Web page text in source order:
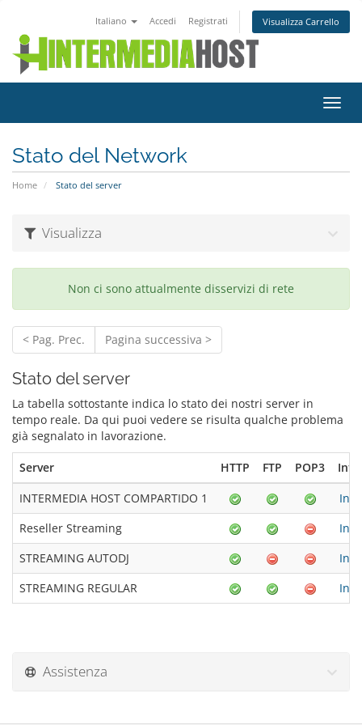
Italiano Accedi Registrati Visualizza Carrello
Attiva
Stato del Network
Home Stato del server
Visualizza
Non ci sono attualmente disservizi di rete
< Pag. Prec. Pagina successiva >
Stato del server
La tabella sottostante indica lo stato dei nostri server in
tempo reale. Da qui puoi vedere se risulta qualche problema
già segnalato in lavorazione.
Server HTTP FTP POP3
Info
INTERMEDIA HOST COMPARTIDO 1
Info
Reseller Streaming
Info
STREAMING AUTODJ
Info
STREAMING REGULAR
Info
Assistenza